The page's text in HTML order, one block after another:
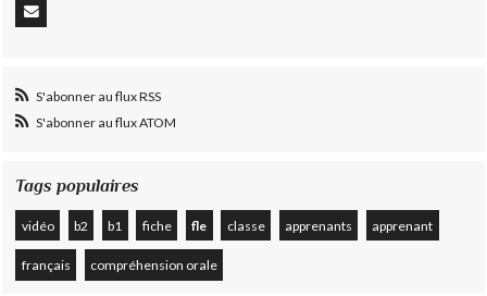
S'abonner au flux RSS
S'abonner au flux ATOM
Tags populaires
vidéo b2 b1 fiche fle classe apprenants apprenant
français compréhension orale